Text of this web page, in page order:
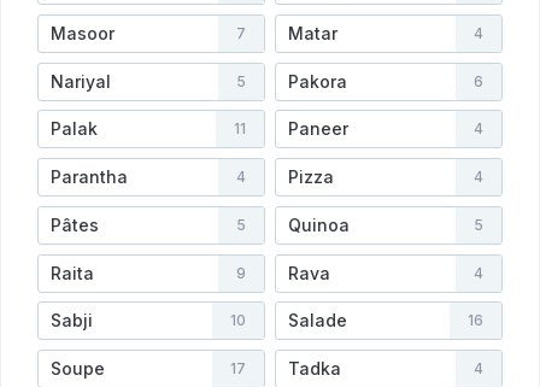
Masoor 7 Matar 4
Nariyal 5 Pakora 6
Palak 11 Paneer 4
Parantha 4 Pizza 4
Pâtes 5 Quinoa 5
Raita 9 Rava 4
Sabji 10 Salade 16
Soupe 17 Tadka 4